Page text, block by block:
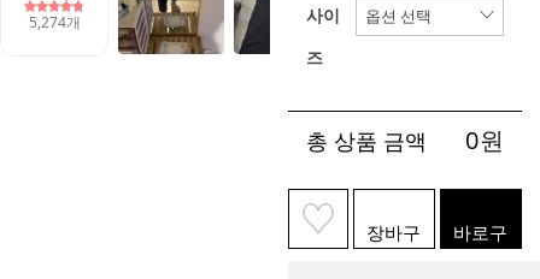
사이
즈
총 상품 금액 0원
장바구 바로구